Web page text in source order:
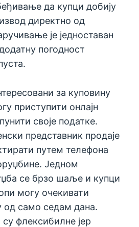
да купци добију
директно од
је једноставан
погодност
за куповину
приступити онлајн
своје податке.
представник продаје
путем телефона
Једном
се брзо шаље и купци
могу очекивати
од само седам дана.
флексибилне јер